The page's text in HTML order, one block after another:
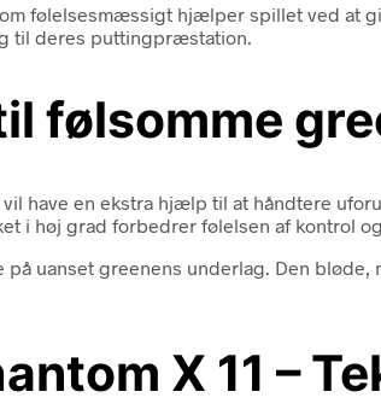
følelsesmæssigt hjælper spillet ved at
til deres puttingpræstation.
følsomme
have en ekstra hjælp til at håndtere
i høj grad forbedrer følelsen af kontrol
uanset greenens underlag. Den
X 11 –